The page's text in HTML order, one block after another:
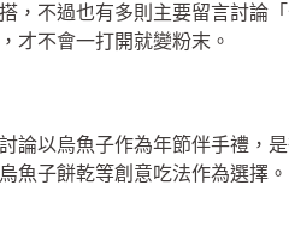
，不過也有多則主要留言討論
才不會一打開就變粉末。
論以烏魚子作為年節伴手禮，
魚子餅乾等創意吃法作為選擇。